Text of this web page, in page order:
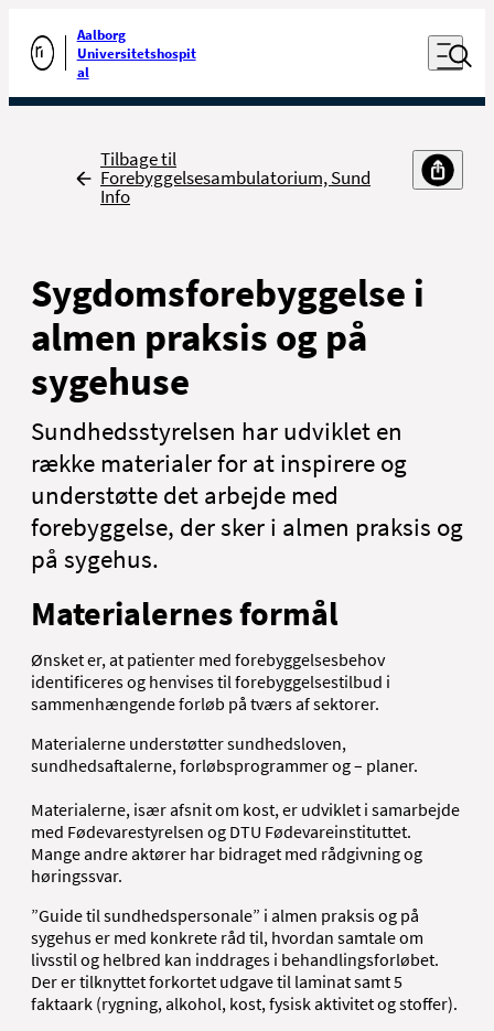
Gå til forsiden
Aalborg
Universitetshospit
al
Åben
Udfør søgning
Tilbage
Tilbage til
Forebyggelsesambulatorium, Sund
Info
Sygdomsforebyggelse i
almen praksis og på
sygehuse
Sundhedsstyrelsen har udviklet en
række materialer for at inspirere og
understøtte det arbejde med
forebyggelse, der sker i almen praksis og
på sygehus.
Materialernes formål
Ønsket er, at patienter med forebyggelsesbehov
identificeres og henvises til forebyggelsestilbud i
sammenhængende forløb på tværs af sektorer.
Materialerne understøtter sundhedsloven,
sundhedsaftalerne, forløbsprogrammer og – planer.
Materialerne, især afsnit om kost, er udviklet i samarbejde
med Fødevarestyrelsen og DTU Fødevareinstituttet.
Mange andre aktører har bidraget med rådgivning og
høringssvar.
”Guide til sundhedspersonale” i almen praksis og på
sygehus er med konkrete råd til, hvordan samtale om
livsstil og helbred kan inddrages i behandlingsforløbet.
Der er tilknyttet forkortet udgave til laminat samt 5
faktaark (rygning, alkohol, kost, fysisk aktivitet og stoffer).